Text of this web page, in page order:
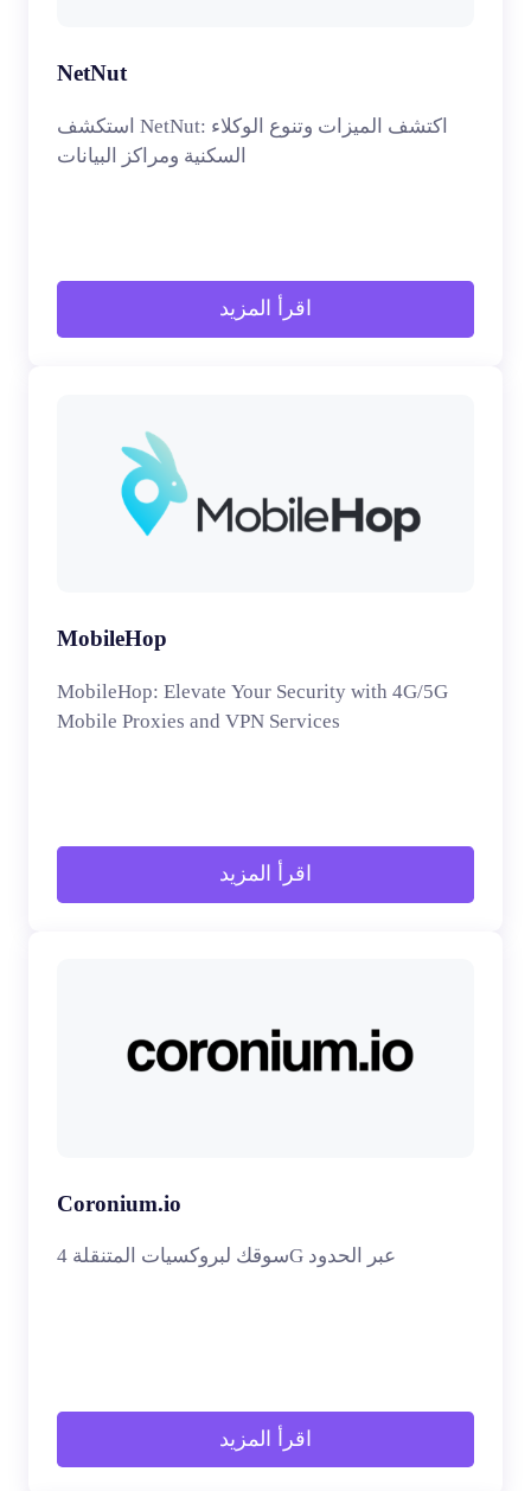
NetNut
استكشف NetNut: اكتشف الميزات وتنوع الوكلاء
السكنية ومراكز البيانات
اقرأ المزيد
MobileHop
MobileHop: Elevate Your Security with 4G/5G
Mobile Proxies and VPN Services
اقرأ المزيد
Coronium.io
سوقك لبروكسيات المتنقلة 4G عبر الحدود
اقرأ المزيد